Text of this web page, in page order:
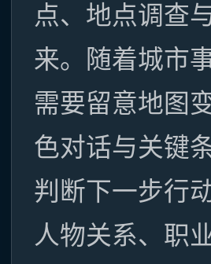
点、地点调查
来。随着城市
需要留意地图
色对话与关键
判断下一步行
人物关系、职